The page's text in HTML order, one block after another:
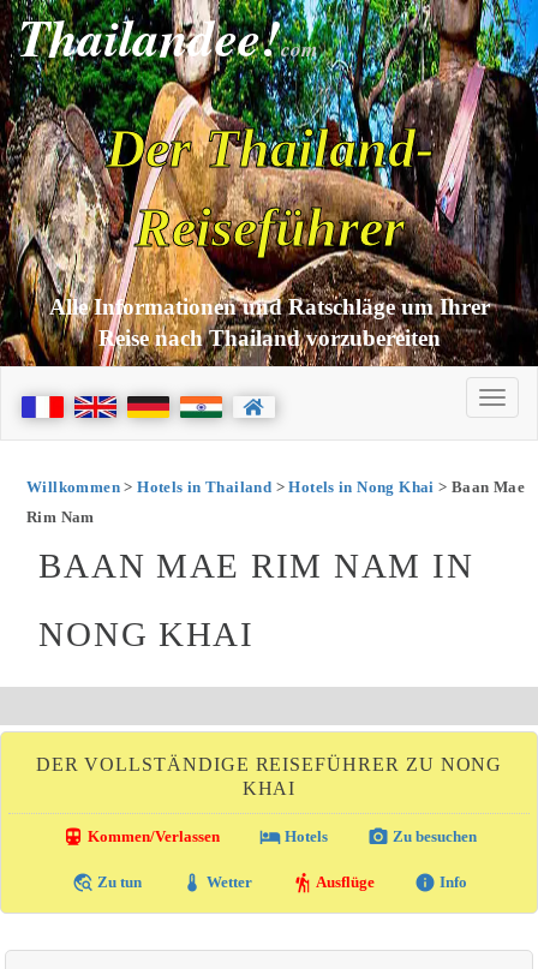
Thailandee!com
Der Thailand-
Reiseführer
Alle Informationen und Ratschläge um Ihrer
Reise nach Thailand vorzubereiten
Willkommen>Hotels in Thailand >Hotels in Nong Khai > Baan Mae
Rim Nam
BAAN MAE RIM NAM IN
NONG KHAI
DER VOLLSTÄNDIGE REISEFÜHRER ZU NONG
KHAI
directions_transit Kommen/Verlassen local_hotelHotels photo_camera Zu besuchen
travel_explore Zu tun thermostat Wetter hiking Ausflüge info Info